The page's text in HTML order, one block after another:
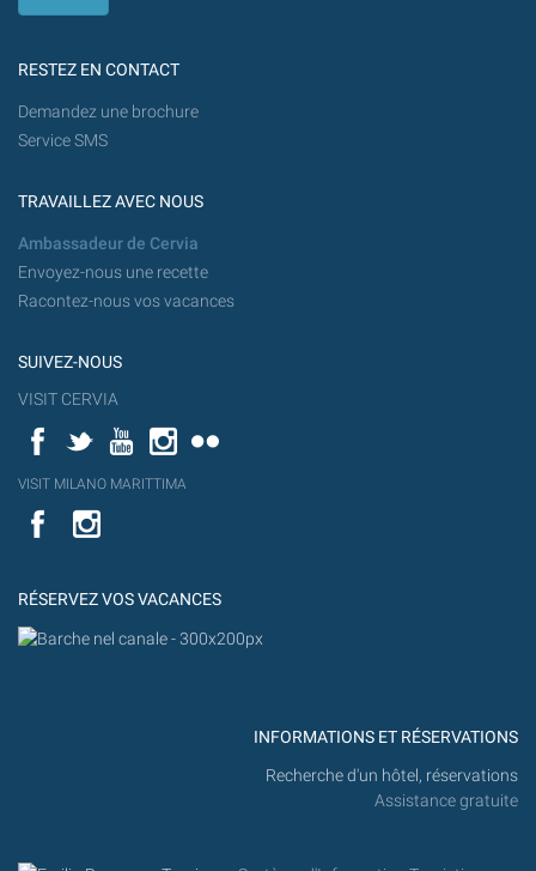
RESTEZ EN CONTACT
Demandez une brochure
Service SMS
TRAVAILLEZ AVEC NOUS
Ambassadeur de Cervia
Envoyez-nous une recette
Racontez-nous vos vacances
SUIVEZ-NOUS
VISIT CERVIA
FacebookTwitterYouTubeInstagram
YouT
VISIT MILANO MARITTIMA
Flick
VISIT
MILANO
YouTube
RÉSERVEZ VOS VACANCES
INFORMATIONS ET RÉSERVATIONS
Recherche d'un hôtel, réservations
Assistance gratuite